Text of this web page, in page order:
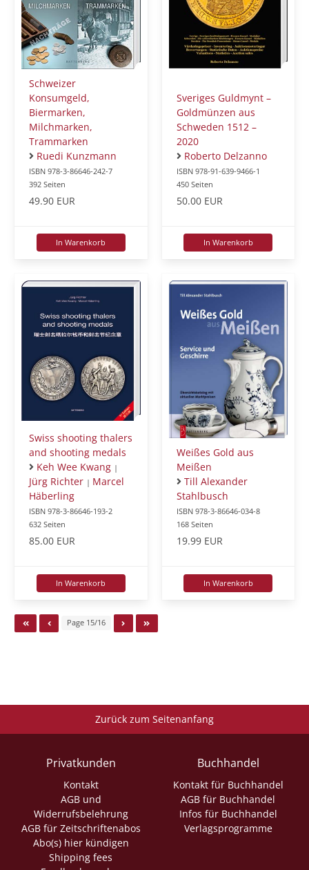
Schweizer
Konsumgeld,
Biermarken,
Milchmarken,
Trammarken
Ruedi Kunzmann
ISBN 978-3-86646-242-7
392 Seiten
49.90 EUR
In Warenkorb
Sveriges Guldmynt –
Goldmünzen aus
Schweden 1512 –
2020
Roberto Delzanno
ISBN 978-91-639-9466-1
450 Seiten
50.00 EUR
In Warenkorb
Swiss shooting thalers
and shooting medals
Keh Wee Kwang |
Jürg Richter | Marcel
Häberling
ISBN 978-3-86646-193-2
632 Seiten
85.00 EUR
In Warenkorb
Weißes Gold aus
Meißen
Till Alexander
Stahlbusch
ISBN 978-3-86646-034-8
168 Seiten
19.99 EUR
In Warenkorb
Page 15/16
Zurück zum Seitenanfang
Privatkunden
Kontakt
AGB und
Widerrufsbelehrung
AGB für Zeitschriftenabos
Abo(s) hier kündigen
Shipping fees
Buchhandel
Kontakt für Buchhandel
AGB für Buchhandel
Infos für Buchhandel
Verlagsprogramme